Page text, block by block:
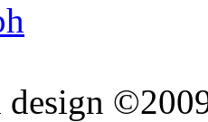
design